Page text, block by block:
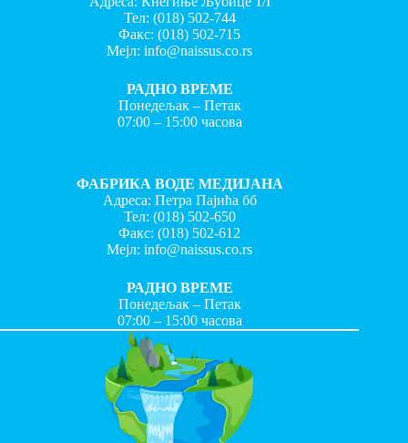
Тел: (018) 502-744
Факс:(018) 502-715
Мејл:info@naissus.co.rs
РАДНО ВРЕМЕ
Понедељак – Петак
07:00 – 15:00 часова
ФАБРИКА ВОДЕ МЕДИЈАНА
Адреса: Петра Пајића бб
Тел: (018) 502-650
Факс:(018) 502-612
Мејл:info@naissus.co.rs
РАДНО ВРЕМЕ
Понедељак – Петак
07:00 – 15:00 часова